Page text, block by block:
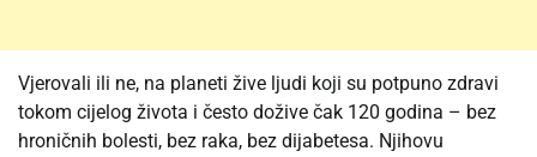
Vjerovali ili ne, na planeti žive ljudi koji su potpuno zdravi
tokom cijelog života i često dožive čak 120 godina – bez
hroničnih bolesti, bez raka, bez dijabetesa. Njihovu